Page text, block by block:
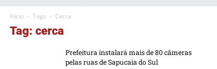
Início Tags Cerca
Tag: cerca
Prefeitura instalará mais de 80 câmeras
pelas ruas de Sapucaia do Sul